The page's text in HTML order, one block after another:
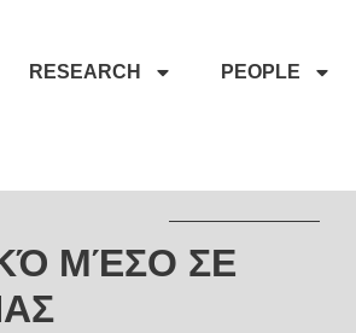
RESEARCH PEOPLE
ΜΈΣΟ ΣΕ